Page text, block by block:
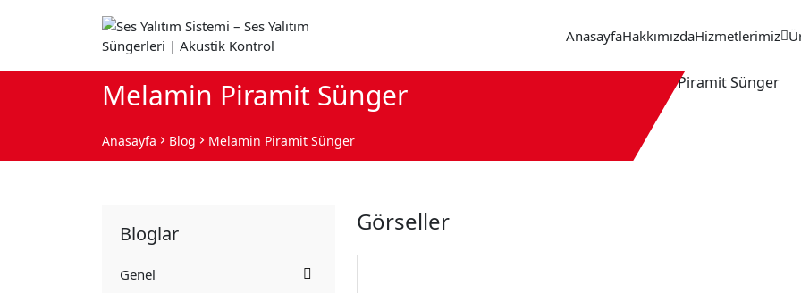
AnasayfaHakkımızdaHizmetlerimiz
Melamin Piramit Sünger
Anasayfa Blog Melamin Piramit Sünger
Bloglar
Genel
Görseller